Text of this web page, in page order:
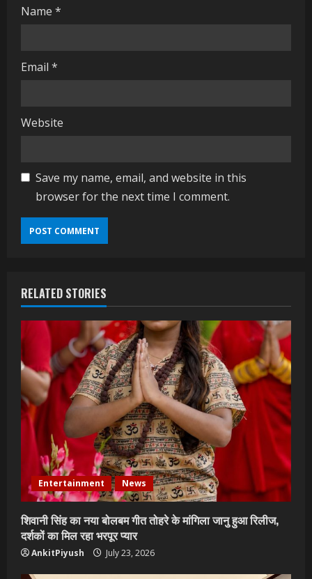
Name *
Email *
Website
Save my name, email, and website in this
browser for the next time I comment.
RELATED STORIES
Entertainment News
शिवानी सिंह का नया बोलबम गीत तोहरे के मांगिला जानु हुआ रिलीज,
दर्शकों का मिल रहा भरपूर प्यार
AnkitPiyush July 23, 2026